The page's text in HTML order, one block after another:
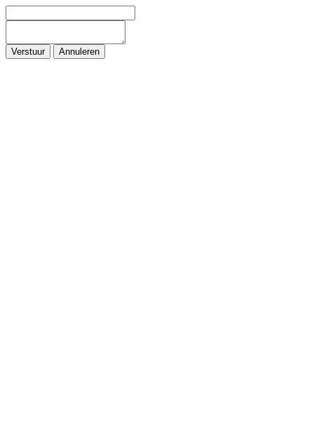
Verstuur Annuleren